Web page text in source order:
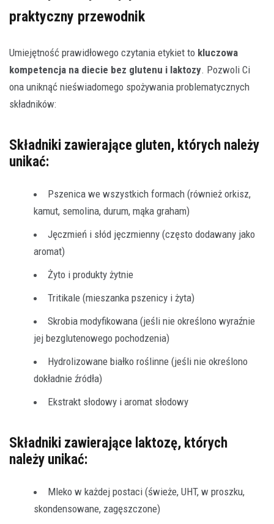
praktyczny przewodnik
Umiejętność prawidłowego czytania etykiet to kluczowa
kompetencja na diecie bez glutenu i laktozy. Pozwoli Ci
ona uniknąć nieświadomego spożywania problematycznych
składników:
Składniki zawierające gluten, których należy
unikać:
Pszenica we wszystkich formach (również orkisz,
kamut, semolina, durum, mąka graham)
Jęczmień i słód jęczmienny (często dodawany jako
aromat)
Żyto i produkty żytnie
Tritikale (mieszanka pszenicy i żyta)
Skrobia modyfikowana (jeśli nie określono wyraźnie
jej bezglutenowego pochodzenia)
Hydrolizowane białko roślinne (jeśli nie określono
dokładnie źródła)
Ekstrakt słodowy i aromat słodowy
Składniki zawierające laktozę, których
należy unikać:
Mleko w każdej postaci (świeże, UHT, w proszku,
skondensowane, zagęszczone)